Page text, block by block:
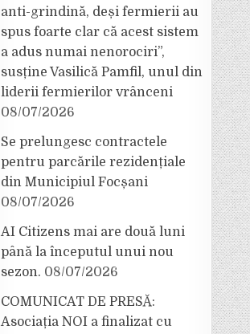
anti-grindină, deși fermierii au
spus foarte clar că acest sistem
a adus numai nenorociri”,
susține Vasilică Pamfil, unul din
liderii fermierilor vrânceni
08/07/2026
Se prelungesc contractele
pentru parcările rezidențiale
din Municipiul Focșani
08/07/2026
AI Citizens mai are două luni
până la începutul unui nou
sezon. 08/07/2026
COMUNICAT DE PRESĂ:
Asociația NOI a finalizat cu